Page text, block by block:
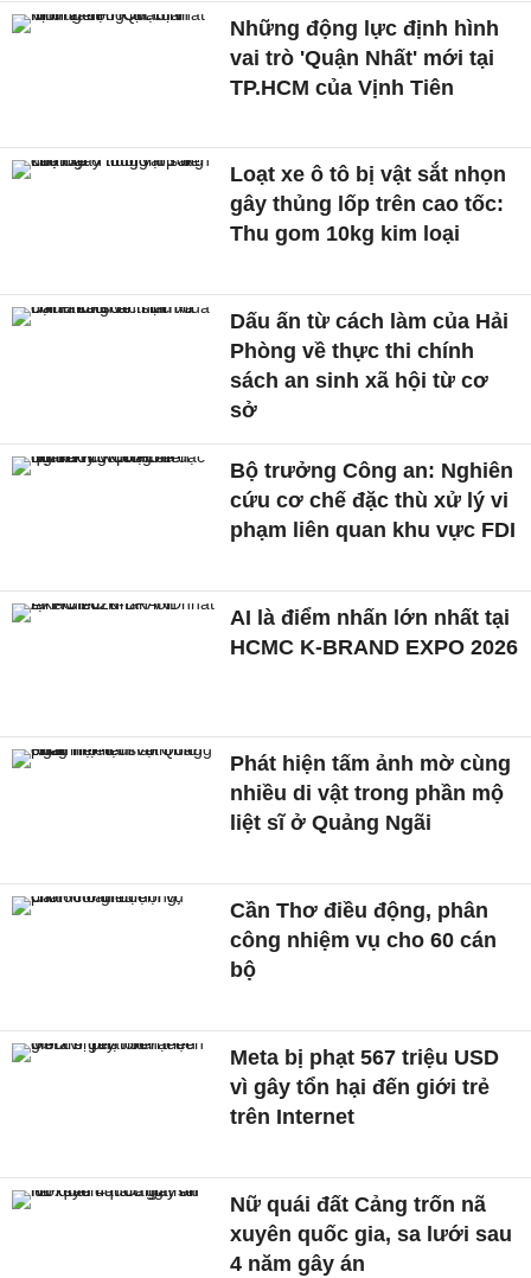
Những động lực định hình
vai trò 'Quận Nhất' mới tại
TP.HCM của Vịnh Tiên
Loạt xe ô tô bị vật sắt nhọn
gây thủng lốp trên cao tốc:
Thu gom 10kg kim loại
Dấu ấn từ cách làm của Hải
Phòng về thực thi chính
sách an sinh xã hội từ cơ
sở
Bộ trưởng Công an: Nghiên
cứu cơ chế đặc thù xử lý vi
phạm liên quan khu vực FDI
AI là điểm nhấn lớn nhất tại
HCMC K-BRAND EXPO 2026
Phát hiện tấm ảnh mờ cùng
nhiều di vật trong phần mộ
liệt sĩ ở Quảng Ngãi
Cần Thơ điều động, phân
công nhiệm vụ cho 60 cán
bộ
Meta bị phạt 567 triệu USD
vì gây tổn hại đến giới trẻ
trên Internet
Nữ quái đất Cảng trốn nã
xuyên quốc gia, sa lưới sau
4 năm gây án